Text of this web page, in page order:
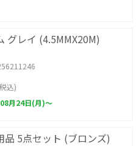
グレイ (4.5MMX20M)
込)
月24日(月)～
品 5点セット (ブロンズ)